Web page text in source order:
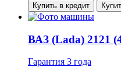
Купить в кредит
ВАЗ (Lada) 2121
Гарантия 3 года